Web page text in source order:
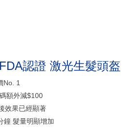
認證 激光生髮頭盔
No. 1
額外減$100
效果已經顯著
鐘 髮量明顯增加